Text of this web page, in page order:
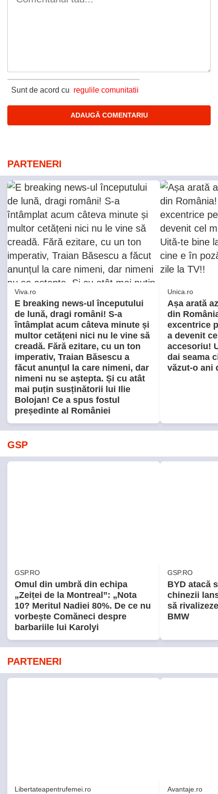
Sunt de acord cu regulile comunitatii
PARTENERI
Viva.ro
E breaking news-ul începutului
de lună, dragi români! S-a
întâmplat acum câteva minute și
multor cetățeni nici nu le vine să
creadă. Fără ezitare, cu un ton
imperativ, Traian Băsescu a
făcut anunțul la care nimeni, dar
nimeni nu se aștepta. Și cu atât
mai puțin susținătorii lui Ilie
Bolojan! Ce a spus fostul
președinte al României
Unica.ro
Așa arată
din
excentrice
a devenit
accesoriu!
dai seama
văzut-o ani
GSP
GSP.RO
Omul din umbră din echipa
„Zeiței de la Montreal”: „Nota
10? Meritul Nadiei 80%. De ce nu
vorbește Comăneci despre
barbariile lui Karolyi
GSP.RO
BYD atacă
chinezii
să
BMW
PARTENERI
Libertateapentrufemei.ro Avantaje.ro